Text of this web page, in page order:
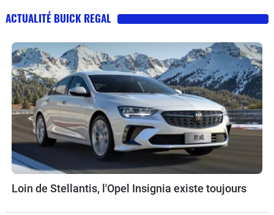
ACTUALITÉ BUICK REGAL
Loin de Stellantis, l'Opel Insignia existe toujours